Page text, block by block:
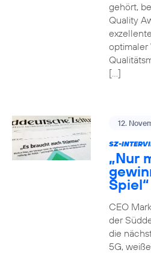
gehört,
Quality
optimaler
[…]
12.
SZ-
„Nur
Spiel“
CEO
der
die
5G,